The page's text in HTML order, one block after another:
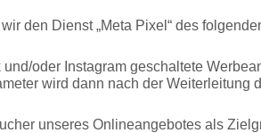
den Dienst „Meta Pixel“ des
oder Instagram geschaltete
wird dann nach der
unseres Onlineangebotes als